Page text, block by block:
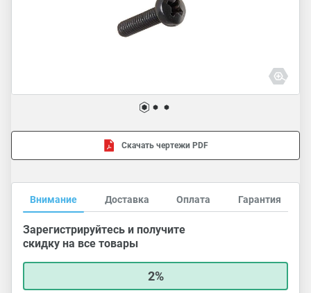
Скачать чертежи PDF
Внимание Доставка Оплата Гарантия
Зарегистрируйтесь и получите
скидку на все товары
2%